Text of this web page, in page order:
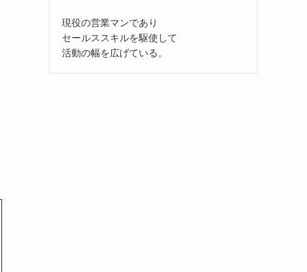
現役の営業マンであり
セールススキルを駆使して
活動の幅を広げている。